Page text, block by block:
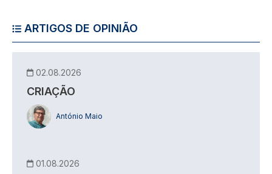
ARTIGOS DE OPINIÃO
02.08.2026
CRIAÇÃO
António Maio
01.08.2026